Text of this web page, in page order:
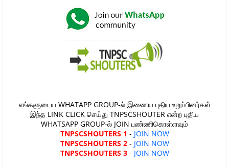
எங்களுடைய WHATAPP GROUP-ல் இணைய புதிய உறுப்பினர்கள்
இந்த LINK CLICK செய்து TNPSCSHOUTER என்ற புதிய
WHATSAPP GROUP-ல் JOIN பண்ணிகொள்ளவும்
TNPSCSHOUTERS 1 - JOIN NOW
TNPSCSHOUTERS 2- JOIN NOW
TNPSCSHOUTERS 3- JOIN NOW